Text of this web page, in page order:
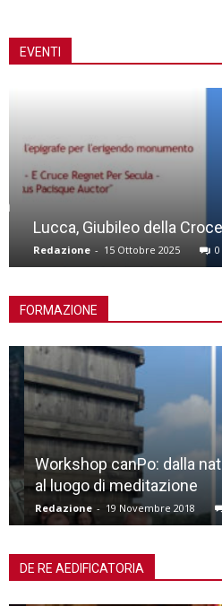
EVENTI
Lucca, Giubileo della Croce
Redazione - 15 Ottobre 2025 0
FORMAZIONE
Workshop canPo: dalla
al luogo di meditazione
Redazione - 19 Novembre 2018 0
DE RE AEDIFICATORIA